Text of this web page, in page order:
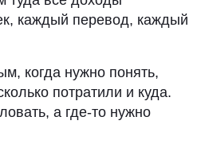
каждый перевод, каждый
когда нужно понять,
потратили и куда.
а где-то нужно